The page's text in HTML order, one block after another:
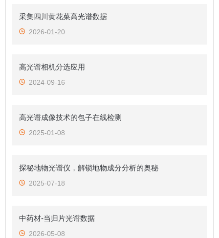
采集四川黄花菜高光谱数据
2026-01-20
高光谱相机分选应用
2024-09-16
高光谱成像技术的包子在线检测
2025-01-08
探秘地物光谱仪，解锁地物成分分析的奥秘
2025-07-18
中药材-当归片光谱数据
2026-05-08